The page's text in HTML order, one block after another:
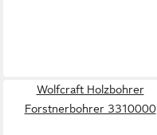
Wolfcraft Holzbohrer
Forstnerbohrer 3310000